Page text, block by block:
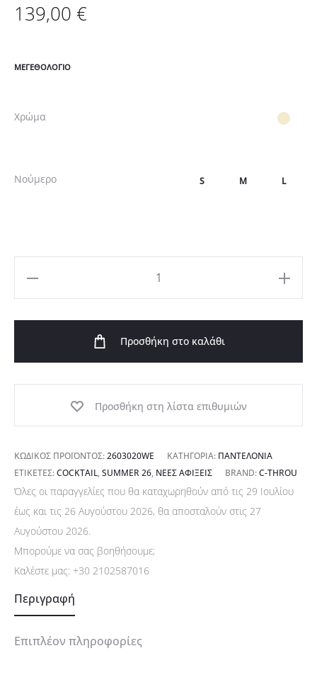
139,00 €
ΜΕΓΕΘΟΛΌΓΙΟ
Χρώμα
Νούμερο S M L
σε
φαρδιά
ποσότητα
Προσθήκη στο καλάθι
Προσθήκη στη λίστα επιθυμιών
ΚΩΔΙΚΌΣ ΠΡΟΪΌΝΤΟΣ:2603020WE ΚΑΤΗΓΟΡΊΑ: ΠΑΝΤΕΛΌΝΙΑ
ΕΤΙΚΈΤΕΣ:COCKTAIL,SUMMER 26, ΝΈΕΣ ΑΦΊΞΕΙΣ BRAND:C-THROU
Όλες οι παραγγελίες που θα καταχωρηθούν από τις 29 Ιουλίου
έως και τις 26 Αυγούστου 2026, θα αποσταλούν στις 27
Αυγούστου 2026.
Μπορούμε να σας βοηθήσουμε;
Καλέστε μας: +30 2102587016
Περιγραφή
Επιπλέον πληροφορίες